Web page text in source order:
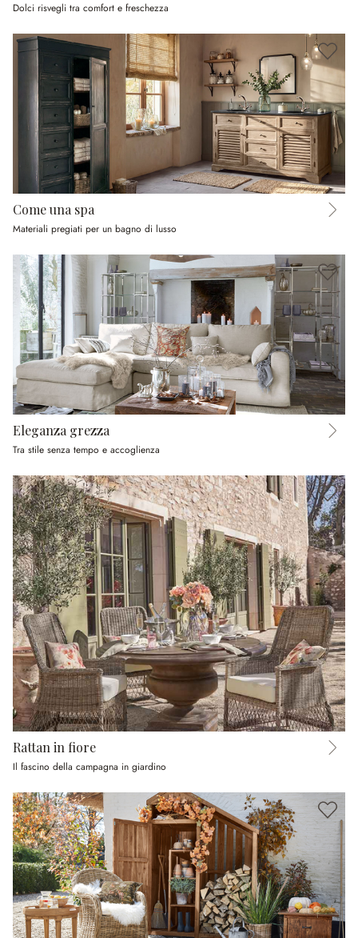
Dolci risvegli tra comfort e freschezza
Come una spa
Materiali pregiati per un bagno di lusso
Eleganza grezza
Tra stile senza tempo e accoglienza
Rattan in fiore
Il fascino della campagna in giardino